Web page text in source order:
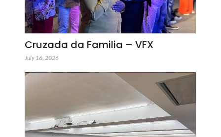
Cruzada da Familia – VFX
July 16, 2026